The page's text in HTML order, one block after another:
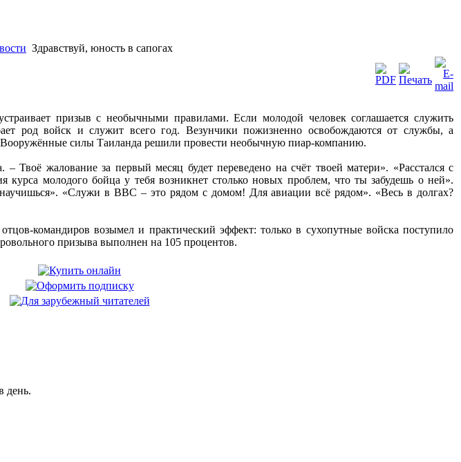
Здравствуй, юность в сапогах
призыв с необычными правилами. Если молодой человек соглашается служить
род войск и служит всего год. Везунчики пожизненно освобождаются от службы, а
Вооружённые силы Таиланда решили провести необычную пиар-компанию.
Твоё жалование за первый месяц будет переведено на счёт твоей матери». «Расстался с
молодого бойца у тебя возникнет столько новых проблем, что ты забудешь о ней».
«Служи в ВВС – это рядом с домом! Для авиации всё рядом». «Весь в долгах?
командиров возымел и практический эффект: только в сухопутные войска поступило
призыва выполнен на 105 процентов.
день.